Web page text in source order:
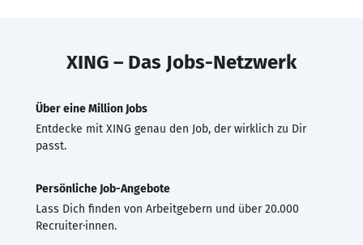
XING – Das Jobs-Netzwerk
Über eine Million Jobs
Entdecke mit XING genau den Job, der wirklich zu Dir
passt.
Persönliche Job-Angebote
Lass Dich finden von Arbeitgebern und über 20.000
Recruiter·innen.